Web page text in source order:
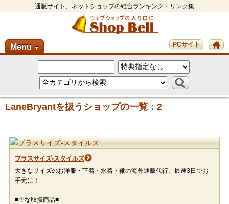
通販サイト、ネットショップの総合ランキング・リンク集
Menu ▼ PCサイト
LaneBryantを扱うショップの一覧：2
プラスサイズ-スタイルズ
大きなサイズのお洋服・下着・水着・靴の海外通販代行。最速3日でお
手元に！
■主な取扱商品■